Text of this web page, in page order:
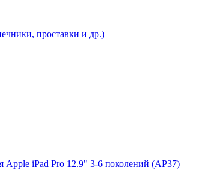
проставки и др.)
iPad Pro 12.9" 3-6 поколений (AP37)